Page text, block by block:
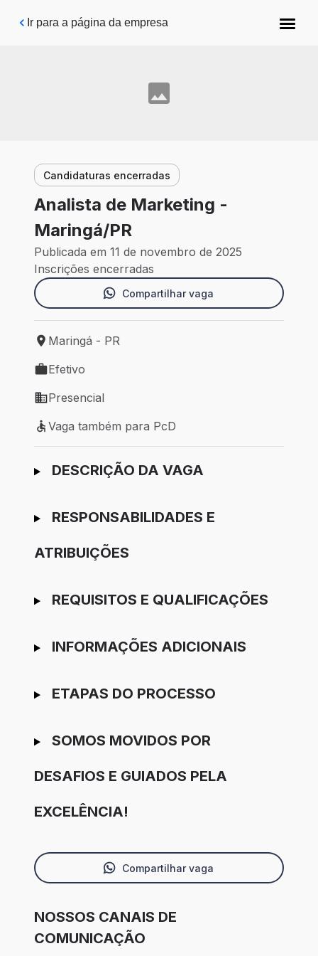
Pular para o conteúdo principal
Ir para a página da empresa
Candidaturas encerradas
Analista de Marketing -
Maringá/PR
Publicada em 11 de novembro de 2025
Inscrições encerradas
Compartilhar vaga
Local de trabalho: Maringá - PR
Maringá - PR
Tipo de vaga: Efetivo
Efetivo
Modelo de trabalho: Presencial
Presencial
Vaga também para PcD
Vaga também para PcD
Ir para candidatura
DESCRIÇÃO DA VAGA
RESPONSABILIDADES E
ATRIBUIÇÕES
REQUISITOS E QUALIFICAÇÕES
INFORMAÇÕES ADICIONAIS
ETAPAS DO PROCESSO
SOMOS MOVIDOS POR
DESAFIOS E GUIADOS PELA
EXCELÊNCIA!
Compartilhar vaga
NOSSOS CANAIS DE
COMUNICAÇÃO